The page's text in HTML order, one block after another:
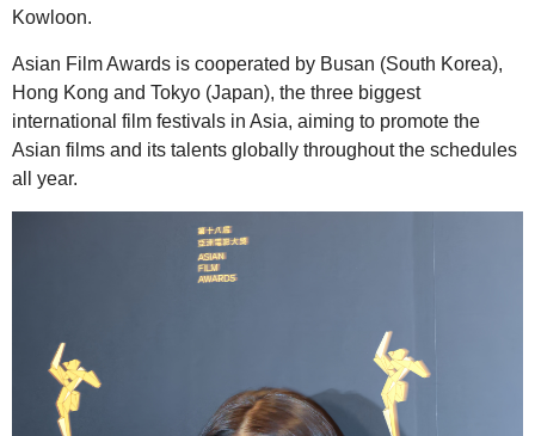
Kowloon.
Asian Film Awards is cooperated by Busan (South Korea),
Hong Kong and Tokyo (Japan), the three biggest
international film festivals in Asia, aiming to promote the
Asian films and its talents globally throughout the schedules
all year.